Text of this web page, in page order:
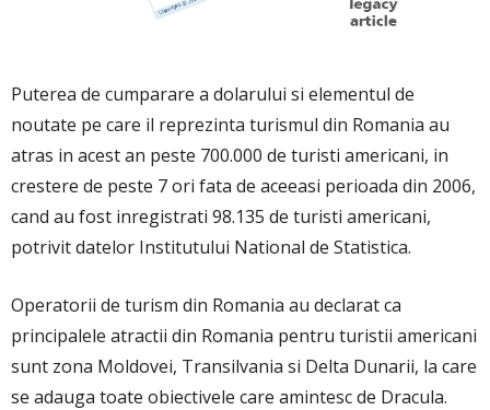
Puterea de cumparare a dolarului si elementul de
noutate pe care il reprezinta turismul din Romania au
atras in acest an peste 700.000 de turisti americani, in
crestere de peste 7 ori fata de aceeasi perioada din 2006,
cand au fost inregistrati 98.135 de turisti americani,
potrivit datelor Institutului National de Statistica.
Operatorii de turism din Romania au declarat ca
principalele atractii din Romania pentru turistii americani
sunt zona Moldovei, Transilvania si Delta Dunarii, la care
se adauga toate obiectivele care amintesc de Dracula.